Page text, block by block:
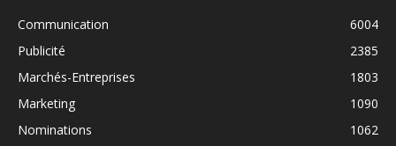
Communication
6004
Publicité
2385
Marchés-Entreprises
1803
Marketing
1090
Nominations
1062